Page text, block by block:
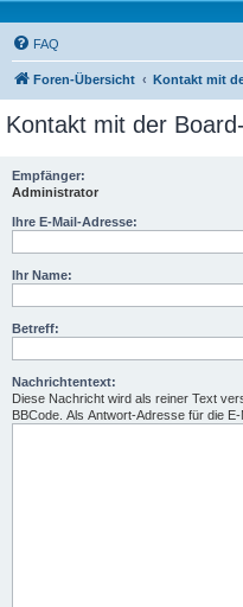
FAQ
Foren-Übersicht Kontakt mit
Kontakt mit der
Empfänger:
Administrator
Ihre E-Mail-Adresse:
Ihr Name:
Betreff:
Nachrichtentext:
Diese Nachricht wird als reiner Text
BBCode. Als Antwort-Adresse für die